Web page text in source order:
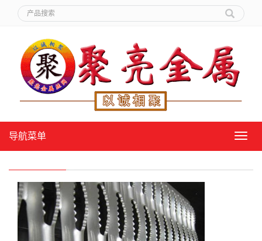
导
单
导航菜单